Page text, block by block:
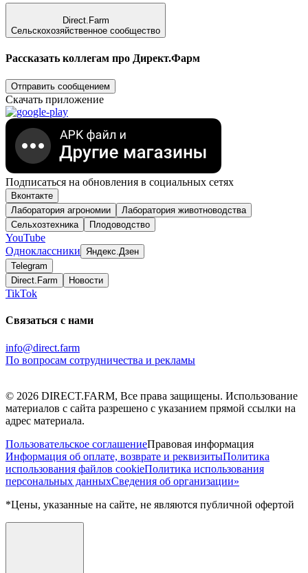
Direct.Farm
Сельскохозяйственное сообщество
Рассказать коллегам про Директ.Фарм
Отправить сообщением
Скачать приложение
Подписаться на обновления в социальных сетях
Вконтакте
Лаборатория агрономии
Лаборатория животноводства
Сельхозтехника
Плодоводство
YouTube
Одноклассники Яндекс.Дзен
Telegram
Direct.Farm
Новости
TikTok
Связаться с нами
info@direct.farm
По вопросам сотрудничества и рекламы
© 2026 DIRECT.FARM, Все права защищены. Использование
материалов с сайта разрешено с указанием прямой ссылки на
адрес материала.
Пользовательское соглашениеПравовая информация
Информация об оплате, возврате и реквизитыПолитика
использования файлов cookieПолитика использования
персональных данныхСведения об организации»
*Цены, указанные на сайте, не являются публичной офертой